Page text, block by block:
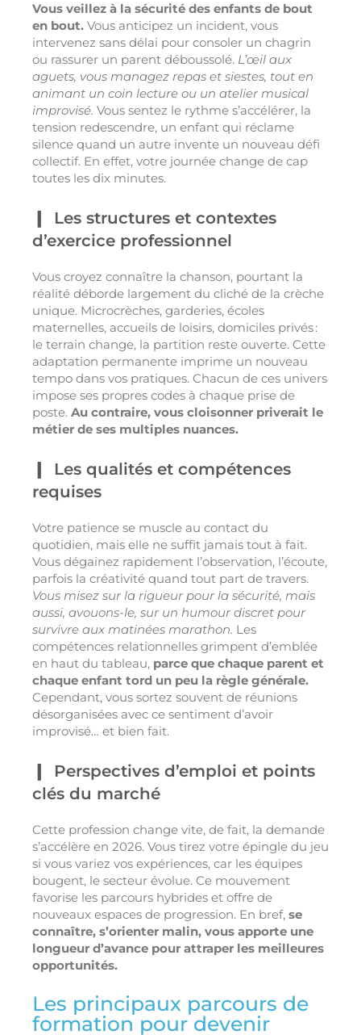
Vous veillez à la sécurité des enfants de bout
en bout. Vous anticipez un incident, vous
intervenez sans délai pour consoler un chagrin
ou rassurer un parent déboussolé. L’œil aux
aguets, vous managez repas et siestes, tout en
animant un coin lecture ou un atelier musical
improvisé. Vous sentez le rythme s’accélérer, la
tension redescendre, un enfant qui réclame
silence quand un autre invente un nouveau défi
collectif. En effet, votre journée change de cap
toutes les dix minutes.
Les structures et contextes
d’exercice professionnel
Vous croyez connaître la chanson, pourtant la
réalité déborde largement du cliché de la crèche
unique. Microcrèches, garderies, écoles
maternelles, accueils de loisirs, domiciles privés :
le terrain change, la partition reste ouverte. Cette
adaptation permanente imprime un nouveau
tempo dans vos pratiques. Chacun de ces univers
impose ses propres codes à chaque prise de
poste. Au contraire, vous cloisonner priverait le
métier de ses multiples nuances.
Les qualités et compétences
requises
Votre patience se muscle au contact du
quotidien, mais elle ne suffit jamais tout à fait.
Vous dégainez rapidement l’observation, l’écoute,
parfois la créativité quand tout part de travers.
Vous misez sur la rigueur pour la sécurité, mais
aussi, avouons-le, sur un humour discret pour
survivre aux matinées marathon. Les
compétences relationnelles grimpent d’emblée
en haut du tableau, parce que chaque parent et
chaque enfant tord un peu la règle générale.
Cependant, vous sortez souvent de réunions
désorganisées avec ce sentiment d’avoir
improvisé… et bien fait.
Perspectives d’emploi et points
clés du marché
Cette profession change vite, de fait, la demande
s’accélère en 2026. Vous tirez votre épingle du jeu
si vous variez vos expériences, car les équipes
bougent, le secteur évolue. Ce mouvement
favorise les parcours hybrides et offre de
nouveaux espaces de progression. En bref, se
connaître, s’orienter malin, vous apporte une
longueur d’avance pour attraper les meilleures
opportunités.
Les principaux parcours de
formation pour devenir